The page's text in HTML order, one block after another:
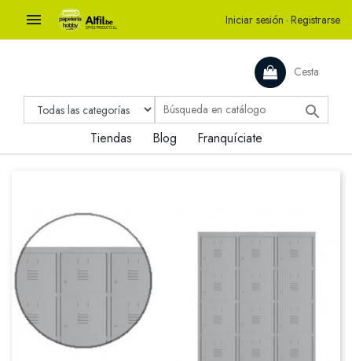
 Iniciar sesión · Registrarse
Cesta

Tiendas Blog Franquíciate